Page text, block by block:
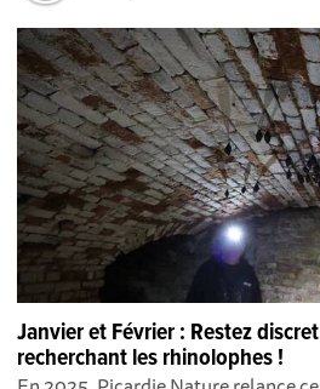
Janvier et Février : Restez
recherchant les rhinolophes !